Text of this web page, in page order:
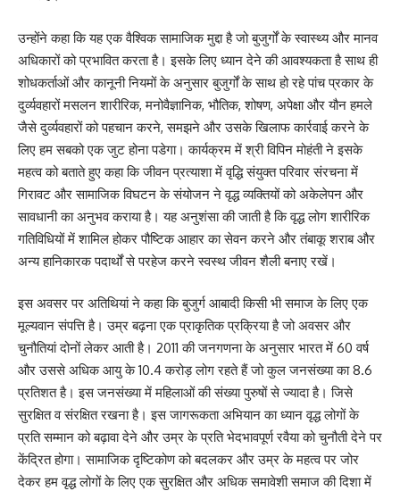
उन्होंने कहा कि यह एक वैश्विक सामाजिक मुद्दा है जो बुजुर्गों के स्वास्थ्य और मानव
अधिकारों को प्रभावित करता है। इसके लिए ध्यान देने की आवश्यकता है साथ ही
शोधकर्ताओं और कानूनी नियमों के अनुसार बुजुर्गों के साथ हो रहे पांच प्रकार के
दुर्व्यवहारों मसलन शारीरिक, मनोवैज्ञानिक, भौतिक, शोषण, अपेक्षा और यौन हमले
जैसे दुर्व्यवहारों को पहचान करने, समझने और उसके खिलाफ कार्रवाई करने के
लिए हम सबको एक जुट होना पडेगा। कार्यक्रम में श्री विपिन मोहंती ने इसके
महत्व को बताते हुए कहा कि जीवन प्रत्याशा में वृद्धि संयुक्त परिवार संरचना में
गिरावट और सामाजिक विघटन के संयोजन ने वृद्ध व्यक्तियों को अकेलेपन और
सावधानी का अनुभव कराया है। यह अनुशंसा की जाती है कि वृद्ध लोग शारीरिक
गतिविधियों में शामिल होकर पौष्टिक आहार का सेवन करने और तंबाकू शराब और
अन्य हानिकारक पदार्थों से परहेज करने स्वस्थ जीवन शैली बनाए रखें।
इस अवसर पर अतिथियां ने कहा कि बुजुर्ग आबादी किसी भी समाज के लिए एक
मूल्यवान संपत्ति है। उम्र बढ़ना एक प्राकृतिक प्रक्रिया है जो अवसर और
चुनौतियां दोनों लेकर आती है। 2011 की जनगणना के अनुसार भारत में 60 वर्ष
और उससे अधिक आयु के 10.4 करोड़ लोग रहते हैं जो कुल जनसंख्या का 8.6
प्रतिशत है। इस जनसंख्या में महिलाओं की संख्या पुरुषों से ज्यादा है। जिसे
सुरक्षित व संरक्षित रखना है। इस जागरूकता अभियान का ध्यान वृद्ध लोगों के
प्रति सम्मान को बढ़ावा देने और उम्र के प्रति भेदभावपूर्ण रवैया को चुनौती देने पर
केंद्रित होगा। सामाजिक दृष्टिकोण को बदलकर और उम्र के महत्व पर जोर
देकर हम वृद्ध लोगों के लिए एक सुरक्षित और अधिक समावेशी समाज की दिशा में